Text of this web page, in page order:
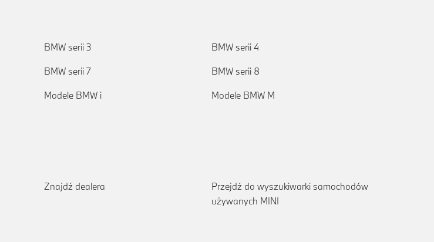
BMW serii 3 BMW serii 4
BMW serii 7 BMW serii 8
Modele BMW i Modele BMW M
Znajdź dealera
Przejdź do wyszukiwarki samochodów
używanych MINI